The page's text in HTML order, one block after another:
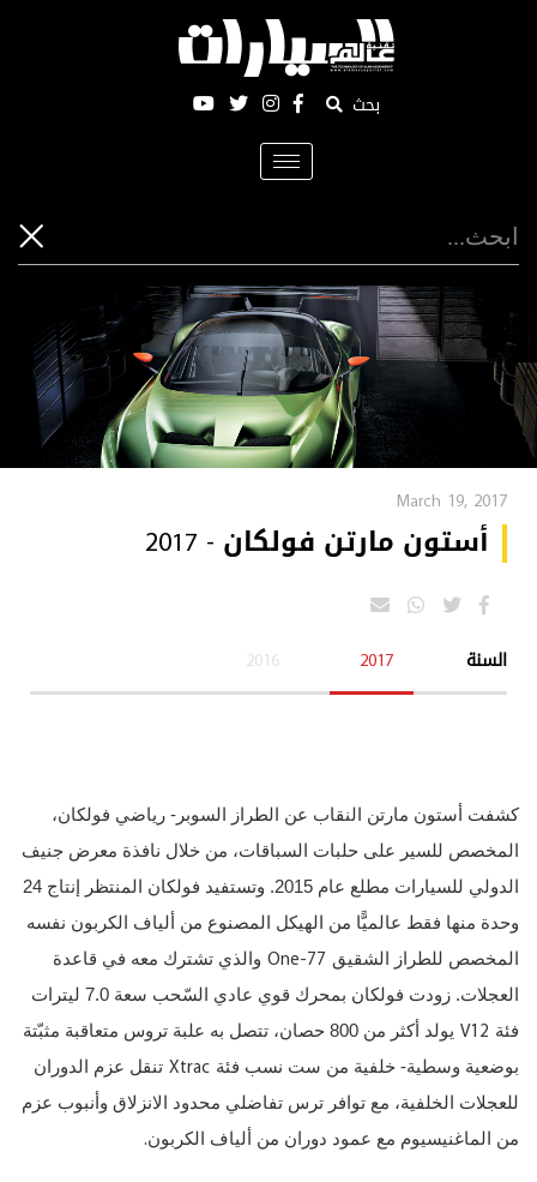
بحث
Toggle
navigation
March 19, 2017
أستون مارتن فولكان - 2017
السنة 2017
2016
كشفت أستون مارتن النقاب عن الطراز السوبر- رياضي فولكان،
المخصص للسير على حلبات السباقات، من خلال نافذة معرض جنيف
الدولي للسيارات مطلع عام 2015. وتستفيد فولكان المنتظر إنتاج 24
وحدة منها فقط عالميًّا من الهيكل المصنوع من ألياف الكربون نفسه
المخصص للطراز الشقيق
والذي تشترك معه في قاعدة
العجلات. زودت فولكان بمحرك قوي عادي السّحب سعة 7.0 ليترات
فئة
يولد أكثر من 800 حصان، تتصل به علبة تروس متعاقبة مثبّتة
بوضعية وسطية- خلفية من ست نسب فئة
تنقل عزم الدوران
للعجلات الخلفية، مع توافر ترس تفاضلي محدود الانزلاق وأنبوب عزم
من الماغنيسيوم مع عمود دوران من ألياف الكربون.